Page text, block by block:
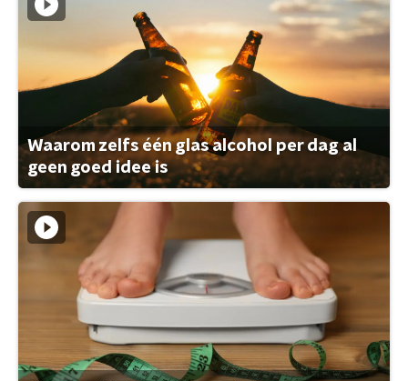
Waarom zelfs één glas alcohol per dag al
geen goed idee is